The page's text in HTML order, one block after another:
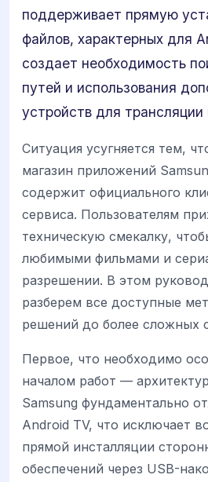
поддерживает прямую
файлов, характерных для
создает необходимость
путей и использования
устройств для
Ситуация усугняется тем,
магазин приложений
содержит официального
сервиса. Пользователям
техническую смекалку,
любимыми фильмами и
разрешении. В этом
разберем все доступные
решений до более сложных
Первое, что необходимо
началом работ —
Samsung фундаментально
Android TV, что исключает
прямой инсталляции
обеспечений через USB-